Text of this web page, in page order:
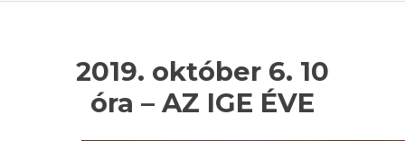
2019. október 6. 10
óra – AZ IGE ÉVE